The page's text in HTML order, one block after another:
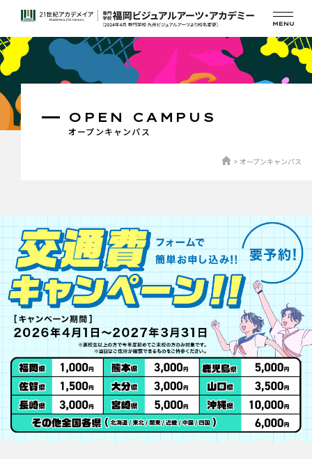
オープンキャンパス
OPEN CAMPUS
オープンキャンパス